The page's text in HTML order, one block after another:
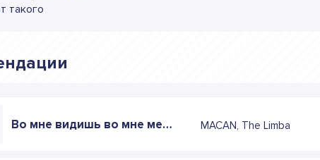
такого
Во мне видишь во мне метр восемьдесят пять MACAN, The Limba